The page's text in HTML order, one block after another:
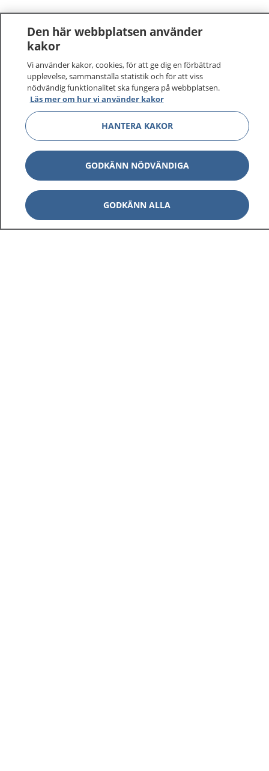
Den här webbplatsen använder
kakor
Vi använder kakor, cookies, för att ge dig en förbättrad
upplevelse, sammanställa statistik och för att viss
nödvändig funktionalitet ska fungera på webbplatsen.
Läs mer om hur vi använder kakor
HANTERA KAKOR
GODKÄNN NÖDVÄNDIGA
GODKÄNN ALLA